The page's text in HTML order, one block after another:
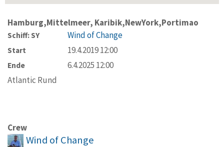
Hamburg,Mittelmeer, Karibik,NewYork,Portimao
Schiff: SY Wind of Change
Start 19.4.2019 12:00
Ende
6.4.2025 12:00
Atlantic Rund
Crew
Wind of Change